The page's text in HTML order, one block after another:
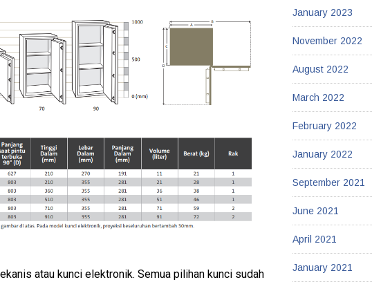
atau kunci elektronik. Semua pilihan kunci sudah
January 2023
November 2022
August 2022
March 2022
February 2022
January 2022
September 2021
June 2021
April 2021
January 2021